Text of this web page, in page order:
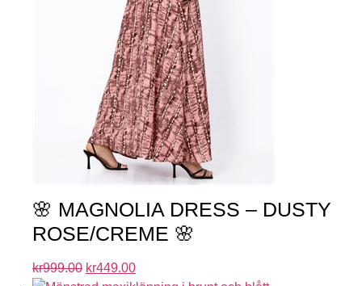
🌸 MAGNOLIA DRESS – DUSTY
ROSE/CREME 🌸
kr999.00 kr449.00